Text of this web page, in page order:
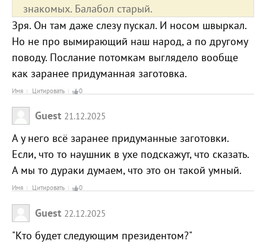
знакомых. Балабол старый.
Зря. Он там даже слезу пускал. И носом швыркал.
Но не про вымирающий наш народ, а по другому
поводу. Послание потомкам выглядело вообще
как заранее придуманная заготовка.
Имя Цитировать 0
Guest 21.12.2025
А у него всё заранее придуманные заготовки.
Если, что то наушник в ухе подскажут, что сказать.
А мы то дураки думаем, что это он такой умный.
Имя Цитировать 0
Guest 22.12.2025
"Кто будет следующим президентом?"